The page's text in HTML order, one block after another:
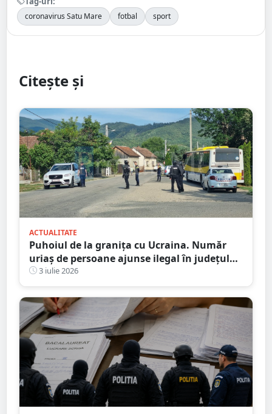
coronavirus Satu Mare fotbal sport
Citește și
ACTUALITATE
Puhoiul de la granița cu Ucraina. Număr
uriaș de persoane ajunse ilegal în județul
Satu Mare
3 iulie 2026